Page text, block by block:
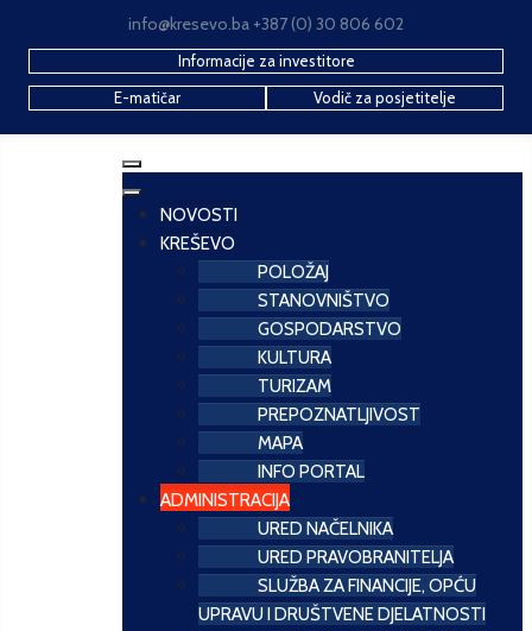
info@kresevo.ba +387 (0) 30 806 602
Informacije za investitore
E-matičar
Vodič za posjetitelje
NOVOSTI
KREŠEVO
POLOŽAJ
STANOVNIŠTVO
GOSPODARSTVO
KULTURA
TURIZAM
PREPOZNATLJIVOST
MAPA
INFO PORTAL
ADMINISTRACIJA
URED NAČELNIKA
URED PRAVOBRANITELJA
SLUŽBA ZA FINANCIJE, OPĆU
UPRAVU I DRUŠTVENE DJELATNOSTI